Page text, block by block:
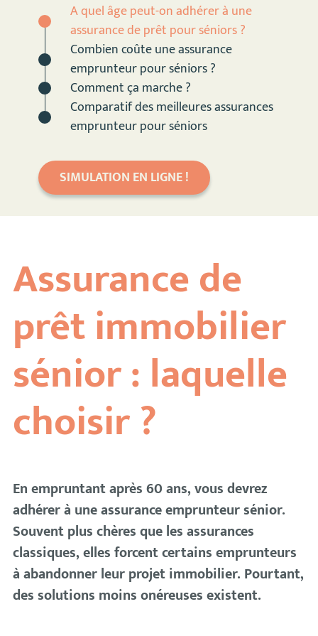
A quel âge peut-on adhérer à une
assurance de prêt pour séniors ?
Combien coûte une assurance
emprunteur pour séniors ?
Comment ça marche ?
Comparatif des meilleures assurances
emprunteur pour séniors
SIMULATION EN LIGNE !
Assurance de
prêt immobilier
sénior : laquelle
choisir ?
En empruntant après 60 ans, vous devrez
adhérer à une assurance emprunteur sénior.
Souvent plus chères que les assurances
classiques, elles forcent certains emprunteurs
à abandonner leur projet immobilier. Pourtant,
des solutions moins onéreuses existent.